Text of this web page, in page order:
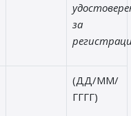
за
(ДД/ММ/
ГГГГ)